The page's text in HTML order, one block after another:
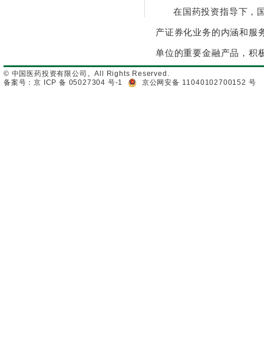
在国药投资指导下，
产证券化业务的内涵和服
单位的重要金融产品，积
© 中国医药投资有限公司。All Rights Reserved.
备案号：京 ICP 备 05027304 号-1
京公网安备 11040102700152 号